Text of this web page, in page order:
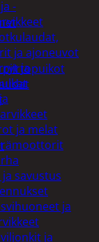
-
ja ajoneuvot
ja
ja melat
savustus
ja
ja
piirtopuikot